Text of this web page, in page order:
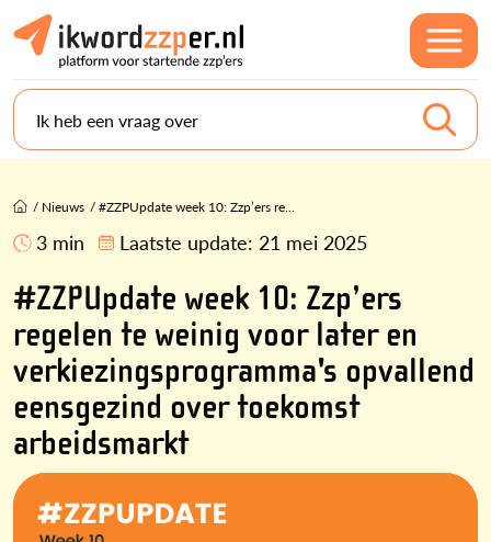
Ik heb een vraag over
/ Nieuws /#ZZPUpdate week 10: Zzp’ers re...
3 min Laatste update: 21 mei 2025
#ZZPUpdate week 10: Zzp’ers
regelen te weinig voor later en
verkiezingsprogramma's opvallend
eensgezind over toekomst
arbeidsmarkt